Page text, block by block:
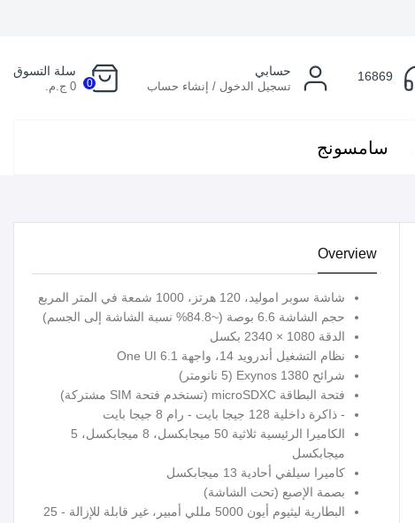
16869 حسابي
تسجيل الدخول / إنشاء حساب 0
سلة التسوق
0 ج.م.
سامسونج
Overview
شاشة سوبر اموليد، 120 هرتز، 1000 شمعة في المتر المربع
حجم الشاشة 6.6 بوصة (~84.8% نسبة الشاشة إلى الجسم)
الدقة 1080 × 2340 بكسل
نظام التشغيل أندرويد 14، واجهة One UI 6.1
شرائح Exynos 1380 (5 نانومتر)
فتحة البطاقة microSDXC (تستخدم فتحة SIM مشتركة)
- ذاكرة داخلية 128 جيجا بايت - رام 8 جيجا بايت
الكاميرا الرئيسية ثلاثية 50 ميجابكسل، 8 ميجابكسل، 5
ميجابكسل
كاميرا سيلفي أحادية 13 ميجابكسل
بصمة الإصبع (تحت الشاشة)
البطارية ليثيوم أيون 5000 مللي أمبير، غير قابلة للإزالة - 25